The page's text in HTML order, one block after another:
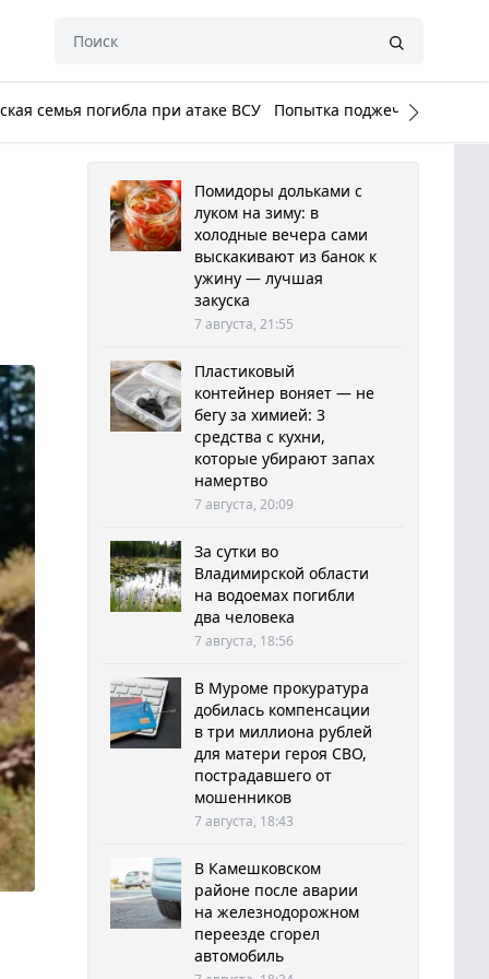
семья погибла при атаке ВСУ Попытка поджечь Белый
Помидоры дольками с
луком на зиму: в
холодные вечера сами
выскакивают из банок к
ужину — лучшая
закуска
7 августа, 21:55
Пластиковый
контейнер воняет — не
бегу за химией: 3
средства с кухни,
которые убирают запах
намертво
7 августа, 20:09
За сутки во
Владимирской области
на водоемах погибли
два человека
7 августа, 18:56
В Муроме прокуратура
добилась компенсации
в три миллиона рублей
для матери героя СВО,
пострадавшего от
мошенников
7 августа, 18:43
В Камешковском
районе после аварии
на железнодорожном
переезде сгорел
автомобиль